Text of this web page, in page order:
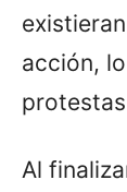
acción,
Al